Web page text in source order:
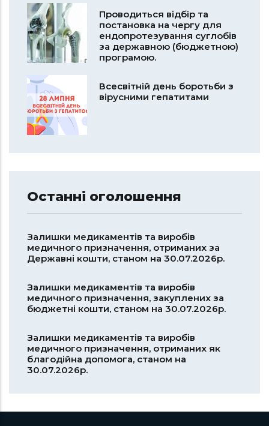
Проводиться відбір та
постановка на чергу для
ендопротезування суглобів
за державною (бюджетною)
програмою.
Всесвітній день боротьби з
вірусними гепатитами
Останні оголошення
Залишки медикаментів та виробів
медичного призначення, отриманих за
Державні кошти, станом на 30.07.2026р.
Залишки медикаментів та виробів
медичного призначення, закуплених за
бюджетні кошти, станом на 30.07.2026р.
Залишки медикаментів та виробів
медичного призначення, отриманих як
благодійна допомога, станом на
30.07.2026р.